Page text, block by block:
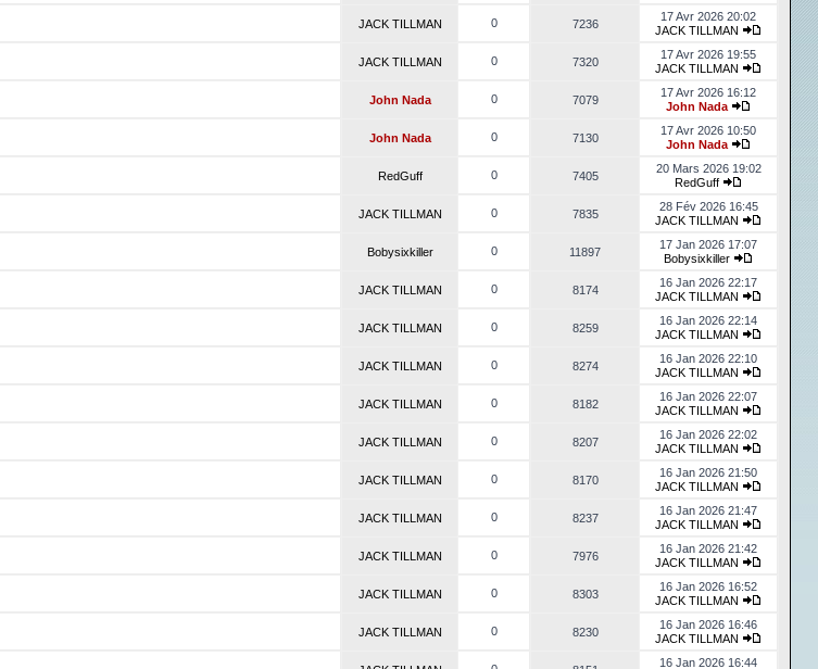
JACK TILLMAN 0 7236
17 Avr 2026 20:02
JACK TILLMAN
JACK TILLMAN 0 7320
17 Avr 2026 19:55
JACK TILLMAN
John Nada 0 7079
17 Avr 2026 16:12
John Nada
John Nada 0 7130
17 Avr 2026 10:50
John Nada
RedGuff 0 7405
20 Mars 2026 19:02
RedGuff
JACK TILLMAN 0 7835
28 Fév 2026 16:45
JACK TILLMAN
Bobysixkiller 0 11897
17 Jan 2026 17:07
Bobysixkiller
JACK TILLMAN 0 8174
16 Jan 2026 22:17
JACK TILLMAN
JACK TILLMAN 0 8259
16 Jan 2026 22:14
JACK TILLMAN
JACK TILLMAN 0 8274
16 Jan 2026 22:10
JACK TILLMAN
JACK TILLMAN 0 8182
16 Jan 2026 22:07
JACK TILLMAN
JACK TILLMAN 0 8207
16 Jan 2026 22:02
JACK TILLMAN
JACK TILLMAN 0 8170
16 Jan 2026 21:50
JACK TILLMAN
JACK TILLMAN 0 8237
16 Jan 2026 21:47
JACK TILLMAN
JACK TILLMAN 0 7976
16 Jan 2026 21:42
JACK TILLMAN
JACK TILLMAN 0 8303
16 Jan 2026 16:52
JACK TILLMAN
JACK TILLMAN 0 8230
16 Jan 2026 16:46
JACK TILLMAN
16 Jan 2026 16:44